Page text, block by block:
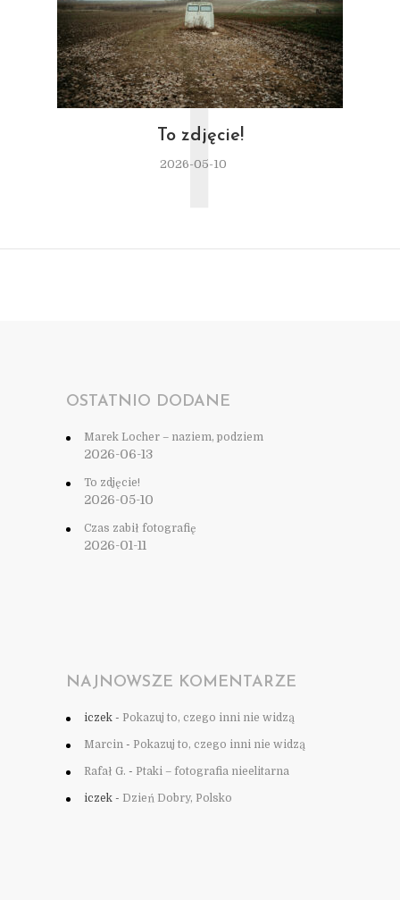
To zdjęcie!
2026-05-10
T
OSTATNIO DODANE
Marek Locher – naziem, podziem
2026-06-13
To zdjęcie!
2026-05-10
Czas zabił fotografię
2026-01-11
NAJNOWSZE KOMENTARZE
iczek - Pokazuj to, czego inni nie widzą
Marcin - Pokazuj to, czego inni nie widzą
Rafał G. - Ptaki – fotografia nieelitarna
iczek - Dzień Dobry, Polsko